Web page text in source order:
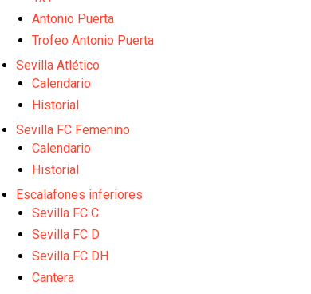
Banquillos confirmados: así queda la
Celta y Rayo agitan el mercado de La Liga
El Sevilla pone sus ojos en Ellyes Skhiri
Antonio Puerta
Trofeo Antonio Puerta
Sevilla Atlético
Calendario
Historial
Sevilla FC Femenino
Calendario
Historial
Escalafones inferiores
Sevilla FC C
Sevilla FC D
Sevilla FC DH
Cantera